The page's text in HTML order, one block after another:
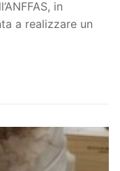
in
a realizzare un